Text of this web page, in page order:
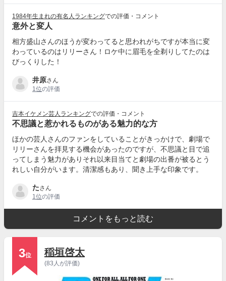
1984年生まれの有名人ランキングでの評価・コメント
意外と変人
相方盛山さんのほうが変わってると思われがちですが本当に変
わっているのはリリーさん！ロケ中に眉毛を全剃りしてたのは
びっくりした！
井原さん
1位の評価
吉本イケメン芸人ランキングでの評価・コメント
不思議と惹かれるものがある魅力的な方
ほかの芸人さんのファンをしていることがきっかけで、劇場で
リリーさんを拝見する機会があったのですが、不思議と目で追
ってしまう魅力がありそれ以来目当てと劇場の出番が被るとう
れしい自分がいます。清潔感もあり、聞き上手な印象です。
たさん
1位の評価
コメントをもっと読む
3位 稲垣啓太
(83人が評価)